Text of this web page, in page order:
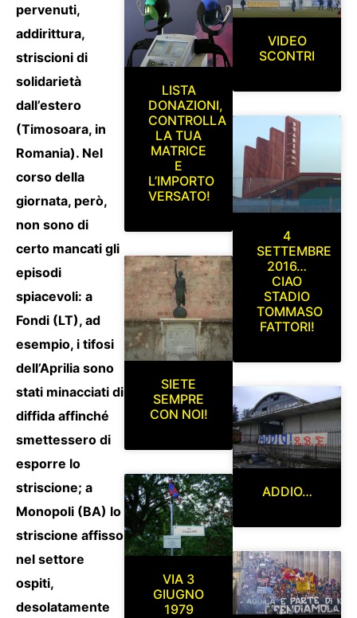
pervenuti,
addirittura,
striscioni di
solidarietà
dall’estero
(Timosoara, in
Romania). Nel
corso della
giornata, però,
non sono di
certo mancati gli
episodi
spiacevoli: a
Fondi (LT), ad
esempio, i tifosi
dell’Aprilia sono
stati minacciati di
diffida affinché
smettessero di
esporre lo
striscione; a
Monopoli (BA) lo
striscione affisso
nel settore
ospiti,
desolatamente
LISTA
DONAZIONI,
CONTROLLA
LA TUA
MATRICE
E
L’IMPORTO
VERSATO!
SIETE
SEMPRE
CON NOI!
VIA 3
GIUGNO
1979
VIDEO
SCONTRI
4
SETTEMBRE
2016…
CIAO
STADIO
TOMMASO
FATTORI!
ADDIO…